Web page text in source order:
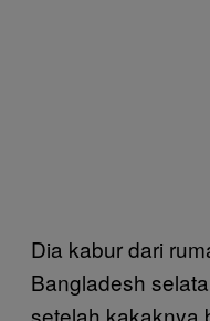
Dia kabur dari
Bangladesh
setelah kakaknya